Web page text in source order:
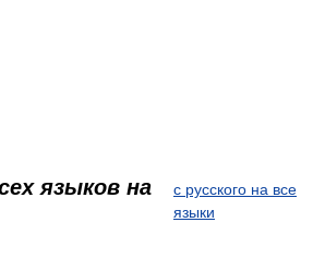
языков на
с русского на все
языки